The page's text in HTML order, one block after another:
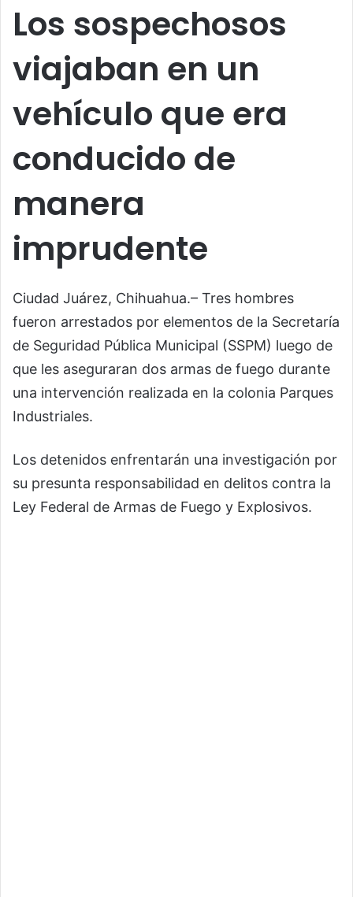
Los sospechosos
viajaban en un
vehículo que era
conducido de
manera
imprudente
Ciudad Juárez, Chihuahua.– Tres hombres
fueron arrestados por elementos de la Secretaría
de Seguridad Pública Municipal (SSPM) luego de
que les aseguraran dos armas de fuego durante
una intervención realizada en la colonia Parques
Industriales.
Los detenidos enfrentarán una investigación por
su presunta responsabilidad en delitos contra la
Ley Federal de Armas de Fuego y Explosivos.